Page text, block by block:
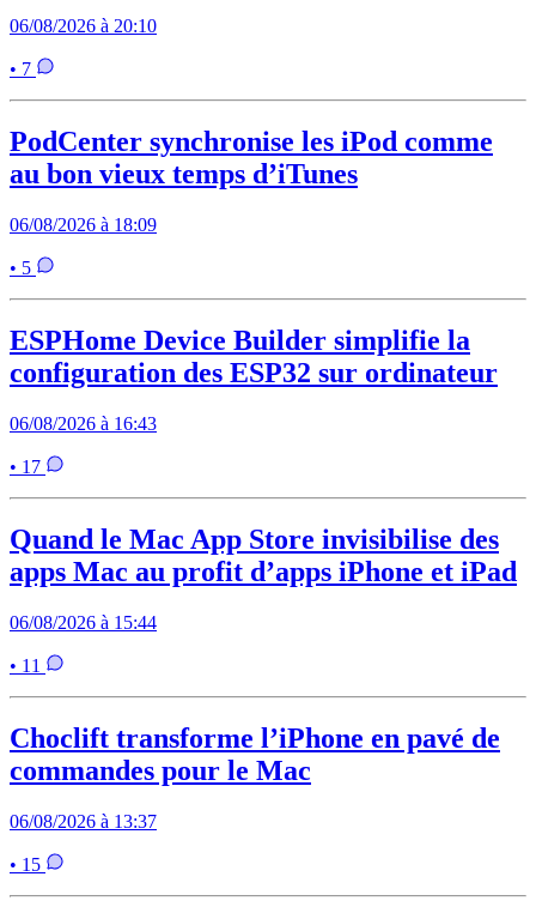
06/08/2026 à 20:10
• 7
PodCenter synchronise les iPod comme
au bon vieux temps d’iTunes
06/08/2026 à 18:09
• 5
ESPHome Device Builder simplifie la
configuration des ESP32 sur ordinateur
06/08/2026 à 16:43
• 17
Quand le Mac App Store invisibilise des
apps Mac au profit d’apps iPhone et iPad
06/08/2026 à 15:44
• 11
Choclift transforme l’iPhone en pavé de
commandes pour le Mac
06/08/2026 à 13:37
• 15